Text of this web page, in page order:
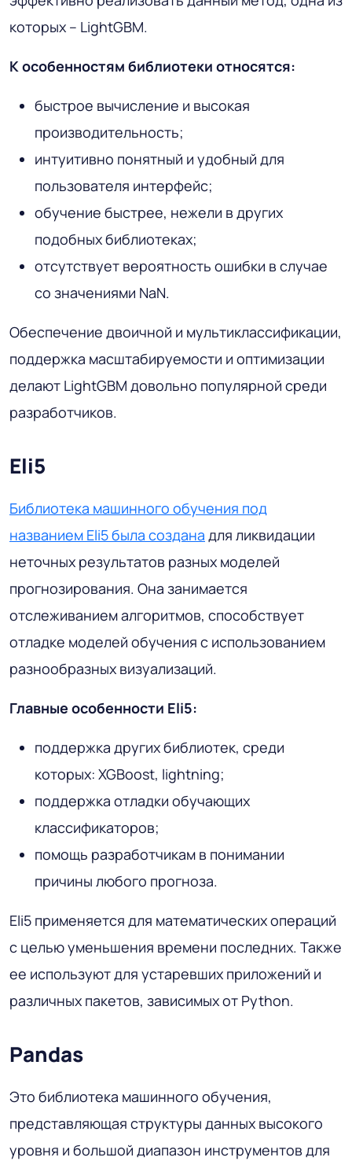
которых – LightGBM.
К особенностям библиотеки относятся:
быстрое вычисление и высокая
производительность;
интуитивно понятный и удобный для
пользователя интерфейс;
обучение быстрее, нежели в других
подобных библиотеках;
отсутствует вероятность ошибки в случае
со значениями NaN.
Обеспечение двоичной и мультиклассификации,
поддержка масштабируемости и оптимизации
делают LightGBM довольно популярной среди
разработчиков.
Eli5
Библиотека машинного обучения под
названием Eli5 была создана для ликвидации
неточных результатов разных моделей
прогнозирования. Она занимается
отслеживанием алгоритмов, способствует
отладке моделей обучения с использованием
разнообразных визуализаций.
Главные особенности Eli5:
поддержка других библиотек, среди
которых: XGBoost, lightning;
поддержка отладки обучающих
классификаторов;
помощь разработчикам в понимании
причины любого прогноза.
Eli5 применяется для математических операций
с целью уменьшения времени последних. Также
ее используют для устаревших приложений и
различных пакетов, зависимых от Python.
Pandas
Это библиотека машинного обучения,
представляющая структуры данных высокого
уровня и большой диапазон инструментов для